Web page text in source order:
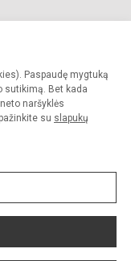
Paspaudę mygtuką
sutikimą. Bet kada
naršyklės
su slapukų
teisės saugomos.
griežtai draudžiama.
valdymas